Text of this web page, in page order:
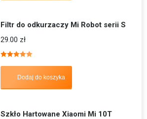
Filtr do odkurzaczy Mi Robot serii S
29.00 zł
5.00
Dodaj do koszyka
Szkło Hartowane Xiaomi Mi 10T